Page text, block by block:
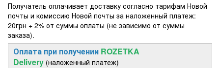
Получатель оплачивает доставку согласно тарифам Новой
почты и комиссию Новой почты за наложенный платеж:
20грн + 2% от суммы оплаты (не зависимо от суммы
заказа).
Оплата при получении ROZETKA
Delivery (наложенный платеж)